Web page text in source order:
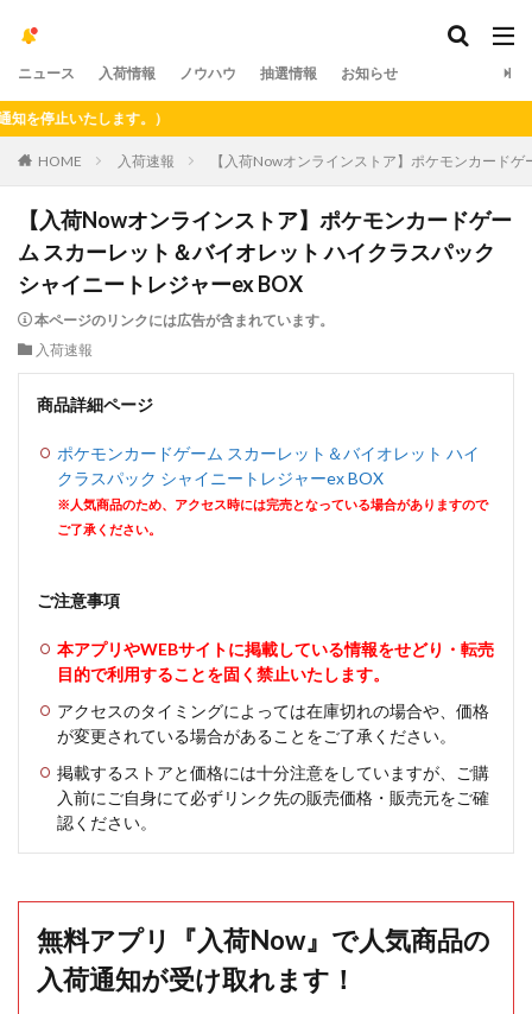
ニュース 入荷情報 ノウハウ 抽選情報 お知らせ
止いたします。）
HOME 入荷速報 【入荷Nowオンラインストア】ポケモンカード
【入荷Nowオンラインストア】ポケモンカードゲー
ム スカーレット＆バイオレット ハイクラスパック
シャイニートレジャーex BOX
本ページのリンクには広告が含まれています。
入荷速報
商品詳細ページ
ポケモンカードゲーム スカーレット＆バイオレット ハイ
クラスパック シャイニートレジャーex BOX
※人気商品のため、アクセス時には完売となっている場合がありますので
ご了承ください。
ご注意事項
本アプリやWEBサイトに掲載している情報をせどり・転売
目的で利用することを固く禁止いたします。
アクセスのタイミングによっては在庫切れの場合や、価格
が変更されている場合があることをご了承ください。
掲載するストアと価格には十分注意をしていますが、ご購
入前にご自身にて必ずリンク先の販売価格・販売元をご確
認ください。
無料アプリ『入荷Now』で人気商品の
入荷通知が受け取れます！